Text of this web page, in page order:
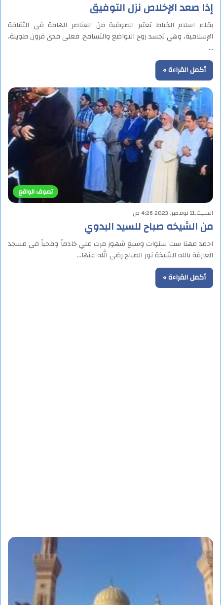
إذا صعد الإخلاص نزل التوفيق
بقلم اسلام الخياط تعتبر الصوفية من العناصر الهامة في الثقافة
الإسلامية، وهي تجسد روح التواضع والتسامح. فعلى مدى قرون طويلة،
…
أكمل القراءة »
تصوف الواقع
السبت,11 نوفمبر, 2023 4:26 ص
من الشيخه صباح للسيد البدوي
احمد مهنا ست سنوات وسبع شهور مرت علي خادماً ومحباً فى مسجد
العارفة بالله الشيخة نور الصباح رضي الله عنها…
أكمل القراءة »